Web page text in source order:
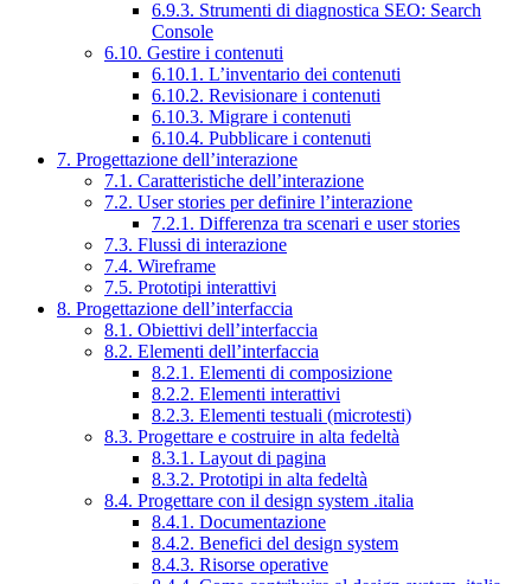
6.9.3. Strumenti di diagnostica SEO: Search
Console
6.10. Gestire i contenuti
6.10.1. L’inventario dei contenuti
6.10.2. Revisionare i contenuti
6.10.3. Migrare i contenuti
6.10.4. Pubblicare i contenuti
7. Progettazione dell’interazione
7.1. Caratteristiche dell’interazione
7.2. User stories per definire l’interazione
7.2.1. Differenza tra scenari e user stories
7.3. Flussi di interazione
7.4. Wireframe
7.5. Prototipi interattivi
8. Progettazione dell’interfaccia
8.1. Obiettivi dell’interfaccia
8.2. Elementi dell’interfaccia
8.2.1. Elementi di composizione
8.2.2. Elementi interattivi
8.2.3. Elementi testuali (microtesti)
8.3. Progettare e costruire in alta fedeltà
8.3.1. Layout di pagina
8.3.2. Prototipi in alta fedeltà
8.4. Progettare con il design system .italia
8.4.1. Documentazione
8.4.2. Benefici del design system
8.4.3. Risorse operative